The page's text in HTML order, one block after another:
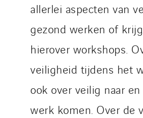
allerlei aspecten van
gezond werken of
hierover workshops.
veiligheid tijdens het
ook over veilig naar
werk komen. Over de